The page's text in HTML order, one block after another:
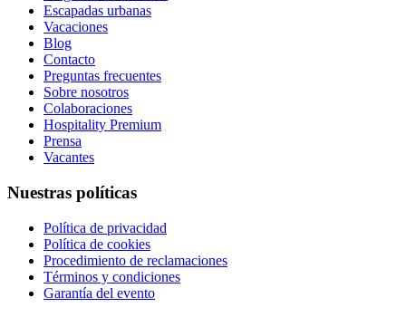
Escapadas urbanas
Vacaciones
Blog
Contacto
Preguntas frecuentes
Sobre nosotros
Colaboraciones
Hospitality Premium
Prensa
Vacantes
Nuestras políticas
Política de privacidad
Política de cookies
Procedimiento de reclamaciones
Términos y condiciones
Garantía del evento